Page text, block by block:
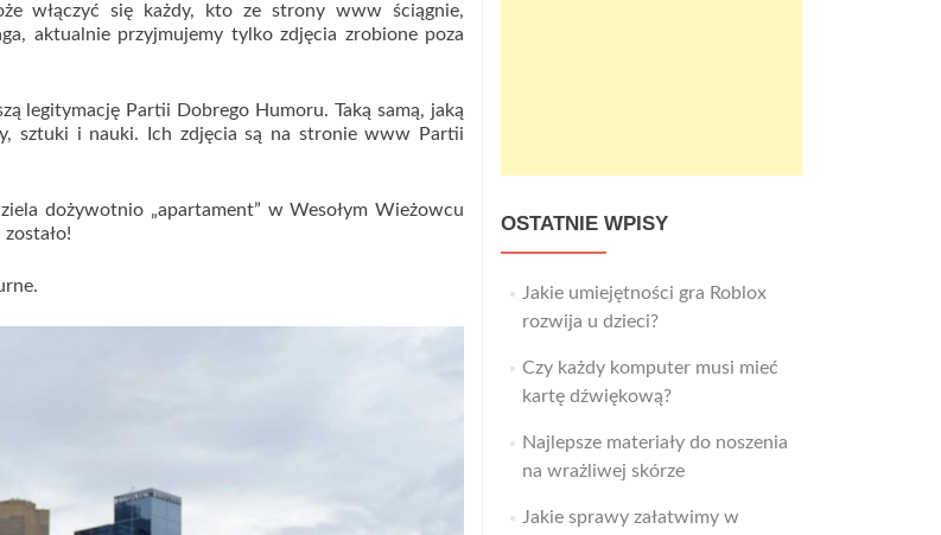
włączyć się każdy, kto ze strony www ściągnie,
aktualnie przyjmujemy tylko zdjęcia zrobione poza
legitymację Partii Dobrego Humoru. Taką samą, jaką
sztuki i nauki. Ich zdjęcia są na stronie www Partii
dożywotnio „apartament” w Wesołym Wieżowcu
OSTATNIE WPISY
Jakie umiejętności gra Roblox
rozwija u dzieci?
Czy każdy komputer musi mieć
kartę dźwiękową?
Najlepsze materiały do noszenia
na wrażliwej skórze
Jakie sprawy załatwimy w